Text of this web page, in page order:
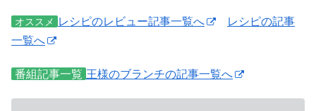
オススメ レシピのレビュー記事一覧へ
レシピの記事
一覧へ
番組記事一覧 王様のブランチの記事一覧へ